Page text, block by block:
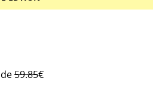
de59.85€